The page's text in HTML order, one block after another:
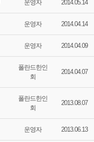
운영자 2014.05.14
운영자 2014.04.14
운영자 2014.04.09
폴란드한인
회
2014.04.07
폴란드한인
회
2013.08.07
운영자 2013.06.13